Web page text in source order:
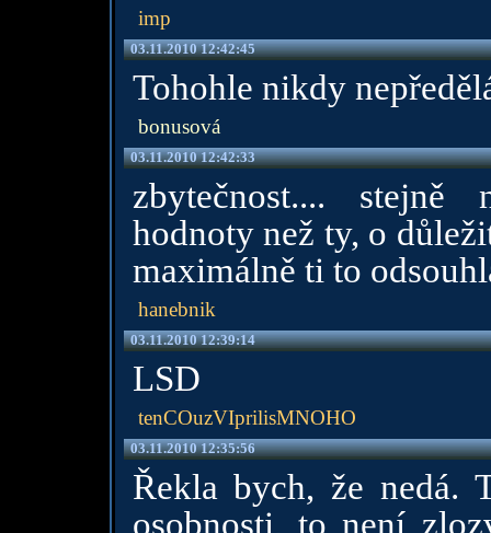
imp
03.11.2010 12:42:45
Tohohle nikdy
bonusová
03.11.2010 12:42:33
zbytečnost....
hodnoty než ty, o
maximálně ti to
hanebnik
03.11.2010 12:39:14
LSD
tenCOuzVIprilisMNOHO
03.11.2010 12:35:56
Řekla bych, že nedá.
osobnosti, to není